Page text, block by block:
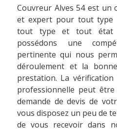
Couvreur Alves 54 est un
et expert pour tout type
tout type et tout état
possédons une
pertinente qui nous
déroulement et la
prestation. La
professionnelle peut être
demande de devis de
vous disposez un peu de
de vous recevoir dans